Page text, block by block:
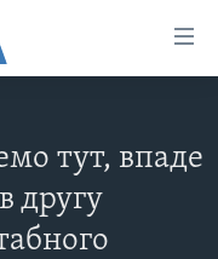
тут, впаде
другу